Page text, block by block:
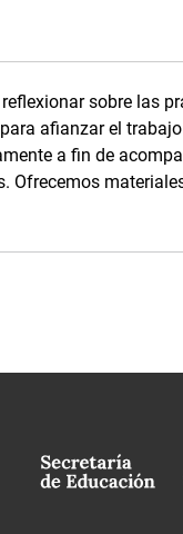
sobre las
afianzar el
a fin de
Ofrecemos